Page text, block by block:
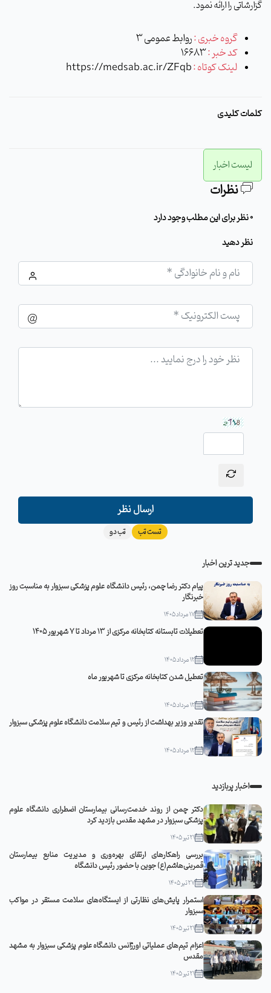
گزارشاتی را ارائه نمود.
گروه خبری :روابط عمومی 3
کد خبر :16683
لینک کوتاه :https://medsab.ac.ir/ZFqb
کلمات کلیدی
لیست اخبار
نظرات
0 نظر برای این مطلب وجود دارد
نظر دهید
ارسال نظر
تست تب تب دو
جدید ترین اخبار
پیام دکتر رضا چمن، رئیس دانشگاه علوم پزشکی سبزوار به مناسبت روز
خبرنگار
17 مرداد 1405
تعطیلات تابستانه کتابخانه مرکزی از 13 مرداد تا 7 شهریور 1405
12 مرداد 1405
تعطیل شدن کتابخانه مرکزی تا شهریور ماه
12 مرداد 1405
تقدیر وزیر بهداشت از رئیس و تیم سلامت دانشگاه علوم پزشکی سبزوار
12 مرداد 1405
اخبار پربازدید
دکتر چمن از روند خدمت‌رسانی بیمارستان اضطراری دانشگاه علوم
پزشکی سبزوار در مشهد مقدس بازدید کرد
21 تیر 1405
بررسی راهکارهای ارتقای بهره‌وری و مدیریت منابع بیمارستان
قمربنی‌هاشم(ع) جوین با حضور رئیس دانشگاه
27 تیر 1405
استمرار پایش‌های نظارتی از ایستگاه‌های سلامت مستقر در مواکب
سبزوار
21 تیر 1405
اعزام تیم‌های عملیاتی اورژانس دانشگاه علوم پزشکی سبزوار به مشهد
مقدس
21 تیر 1405